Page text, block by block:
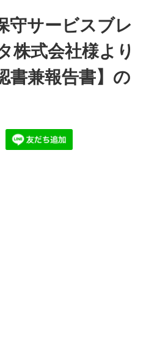
守サービスブレ
株式会社様より
書兼報告書】の